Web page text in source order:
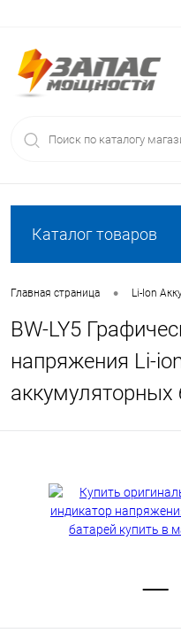
Каталог товаров
Главная страница • Li-Ion
BW-LY5
напряжения Li-
аккумуляторных